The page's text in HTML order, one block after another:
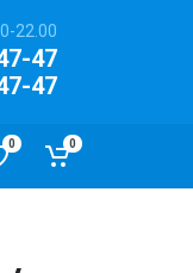
22.00
47
47
0 0